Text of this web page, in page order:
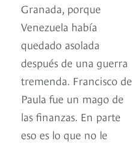
Granada, porque
Venezuela había
quedado asolada
después de una guerra
tremenda. Francisco de
Paula fue un mago de
las finanzas. En parte
eso es lo que no le